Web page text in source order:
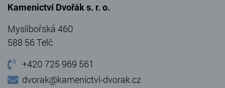
Kamenictví Dvořák s. r. o.
Myslibořská 460
588 56 Telč
+420 725 969 561
dvorak@kamenictvi-dvorak.cz